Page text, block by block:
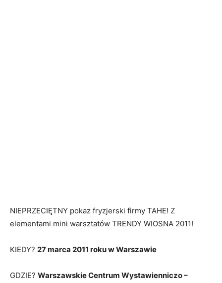
NIEPRZECIĘTNY pokaz fryzjerski firmy TAHE! Z
elementami mini warsztatów TRENDY WIOSNA 2011!
KIEDY? 27 marca 2011 roku w Warszawie
GDZIE? Warszawskie Centrum Wystawienniczo –